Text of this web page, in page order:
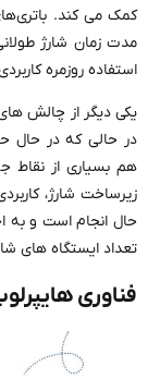
کمک می کند.
مدت زمان شارژ
استفاده روزمره
یکی دیگر از چالش
در حالی که در حال
هم بسیاری از نقاط
زیرساخت شارژ،
حال انجام است و به
تعداد ایستگاه های
فناوری